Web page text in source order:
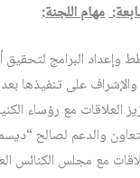
:مهام اللجنة:
وإعداد البرامج لتحقيق
والإشراف على تنفيذها
العلاقات مع رؤساء
والدعم لصالح
مع مجلس الكنائس